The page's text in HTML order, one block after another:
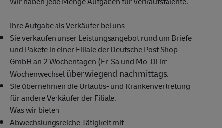
Ihre Aufgabe als Verkäufer bei uns
Sie verkaufen unser Leistungsangebot rund um Briefe
und Pakete in einer Filiale der Deutsche Post Shop
GmbH an 2 Wochentagen (Fr-Sa und Mo-Di im
Wochenwechselüberwiegend nachmittags.
Sie übernehmen die Urlaubs- und Krankenvertretung
für andere Verkäufer der Filiale.
Was wir bieten
Abwechslungsreiche Tätigkeit mit